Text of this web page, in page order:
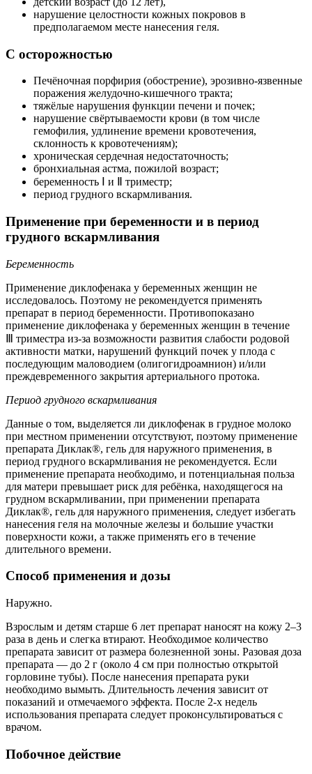
нарушение целостности кожных покровов в
предполагаемом месте нанесения геля.
С осторожностью
Печёночная порфирия (обострение), эрозивно-язвенные
поражения желудочно-кишечного тракта;
тяжёлые нарушения функции печени и почек;
нарушение свёртываемости крови (в том числе
гемофилия, удлинение времени кровотечения,
склонность к кровотечениям);
хроническая сердечная недостаточность;
бронхиальная астма, пожилой возраст;
беременность Ⅰ и Ⅱ триместр;
период грудного вскармливания.
Применение при беременности и в период
грудного вскармливания
Беременность
Применение диклофенака у беременных женщин не
исследовалось. Поэтому не рекомендуется применять
препарат в период беременности. Противопоказано
применение диклофенака у беременных женщин в течение
Ⅲ триместра из-за возможности развития слабости родовой
активности матки, нарушений функций почек у плода с
последующим маловодием (олигогидроамнион) и/или
преждевременного закрытия артериального протока.
Период грудного вскармливания
Данные о том, выделяется ли диклофенак в грудное молоко
при местном применении отсутствуют, поэтому применение
препарата Диклак®, гель для наружного применения, в
период грудного вскармливания не рекомендуется. Если
применение препарата необходимо, и потенциальная польза
для матери превышает риск для ребёнка, находящегося на
грудном вскармливании, при применении препарата
Диклак®, гель для наружного применения, следует избегать
нанесения геля на молочные железы и большие участки
поверхности кожи, а также применять его в течение
длительного времени.
Способ применения и дозы
Наружно.
Взрослым и детям старше 6 лет препарат наносят на кожу 2–3
раза в день и слегка втирают. Необходимое количество
препарата зависит от размера болезненной зоны. Разовая доза
препарата — до 2 г (около 4 см при полностью открытой
горловине тубы). После нанесения препарата руки
необходимо вымыть. Длительность лечения зависит от
показаний и отмечаемого эффекта. После 2-х недель
использования препарата следует проконсультироваться с
врачом.
Побочное действие